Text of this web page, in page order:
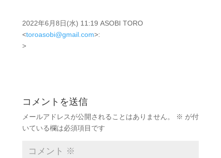
2022年6月8日(水) 11:19 ASOBI TORO
<toroasobi@gmail.com>:
>
コメントを送信
メールアドレスが公開されることはありません。 ※ が付
いている欄は必須項目です